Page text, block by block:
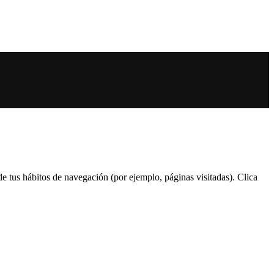
tus hábitos de navegación (por ejemplo, páginas visitadas). Clica